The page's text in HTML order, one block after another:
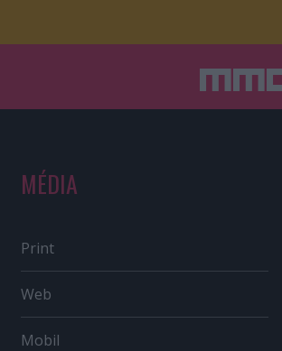
MÉDIA
Print
Web
Mobil